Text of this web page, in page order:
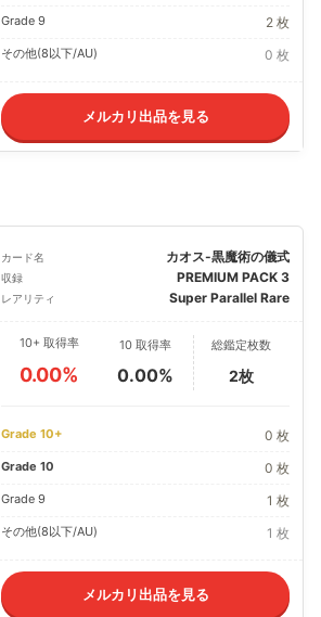
Grade 9 2 枚
その他(8以下/AU) 0 枚
メルカリ出品を見る
カード名 カオス-黒魔術の儀式
収録 PREMIUM PACK 3
レアリティ Super Parallel Rare
10+ 取得率
0.00%
10 取得率
0.00%
総鑑定枚数
2枚
Grade 10+ 0 枚
Grade 10 0 枚
Grade 9 1 枚
その他(8以下/AU) 1 枚
メルカリ出品を見る